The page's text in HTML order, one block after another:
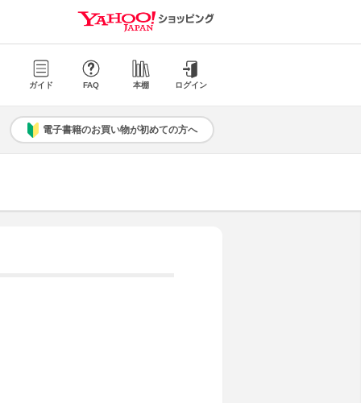
ガイド FAQ 本棚 ログイン
電子書籍のお買い物が初めての方へ